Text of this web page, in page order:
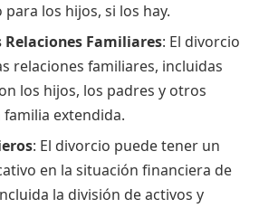
los hijos, si los hay.
Relaciones Familiares: El divorcio
relaciones familiares, incluidas
los hijos, los padres y otros
extendida.
: El divorcio puede tener un
en la situación financiera de
la división de activos y